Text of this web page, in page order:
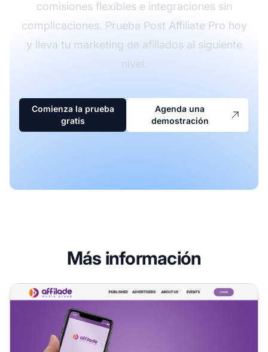
comisiones flexibles e integraciones sin
complicaciones. Prueba Post Affiliate Pro hoy
y lleva tu marketing de afiliados al siguiente
nivel.
Comienza la prueba
gratis
Agenda una
demostración
Más información
Programa de Afiliados de Affilade Media